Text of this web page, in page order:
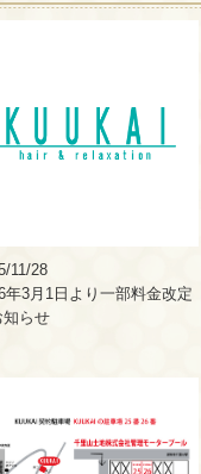
11/28
年3月1日より一部料金改定
知らせ